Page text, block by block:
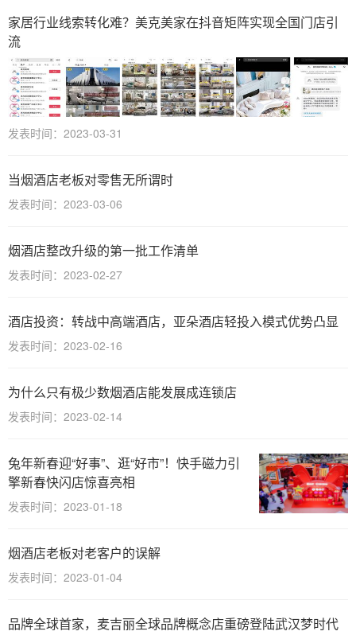
家居行业线索转化难？美克美家在抖音矩阵实现全国门店引
流
发表时间：2023-03-31
当烟酒店老板对零售无所谓时
发表时间：2023-03-06
烟酒店整改升级的第一批工作清单
发表时间：2023-02-27
酒店投资：转战中高端酒店，亚朵酒店轻投入模式优势凸显
发表时间：2023-02-16
为什么只有极少数烟酒店能发展成连锁店
发表时间：2023-02-14
兔年新春迎“好事”、逛“好市”！快手磁力引
擎新春快闪店惊喜亮相
发表时间：2023-01-18
烟酒店老板对老客户的误解
发表时间：2023-01-04
品牌全球首家，麦吉丽全球品牌概念店重磅登陆武汉梦时代